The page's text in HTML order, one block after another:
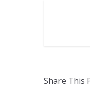
Share This